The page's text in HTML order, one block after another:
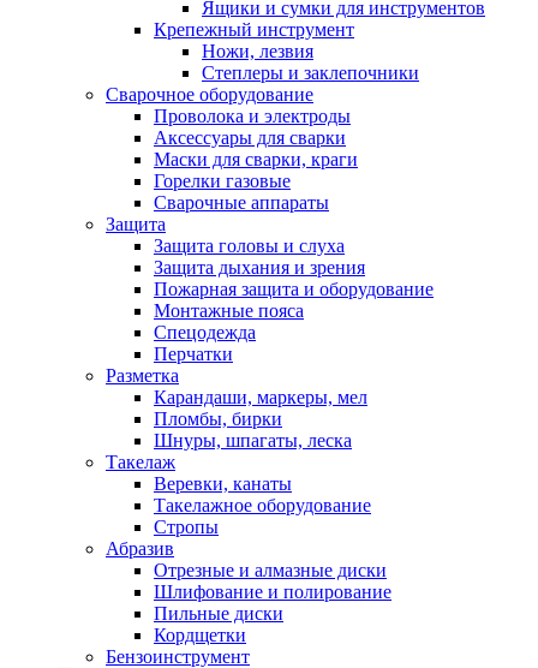
Ящики и сумки для инструментов
Крепежный инструмент
Ножи, лезвия
Степлеры и заклепочники
Сварочное оборудование
Проволока и электроды
Аксессуары для сварки
Маски для сварки, краги
Горелки газовые
Сварочные аппараты
Защита
Защита головы и слуха
Защита дыхания и зрения
Пожарная защита и оборудование
Монтажные пояса
Спецодежда
Перчатки
Разметка
Карандаши, маркеры, мел
Пломбы, бирки
Шнуры, шпагаты, леска
Такелаж
Веревки, канаты
Такелажное оборудование
Стропы
Абразив
Отрезные и алмазные диски
Шлифование и полирование
Пильные диски
Кордщетки
Бензоинструмент